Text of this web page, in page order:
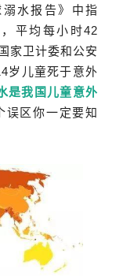
水报告》中指
平均每小时42
家卫计委和公安
岁儿童死于意外
是我国儿童意外
误区你一定要知